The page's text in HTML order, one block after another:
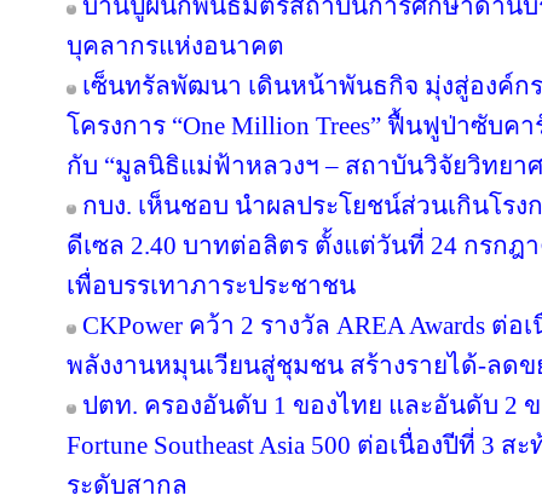
บ้านปูผนึกพันธมิตรสถาบันการศึกษาด้าน
บุคลากรแห่งอนาคต
เซ็นทรัลพัฒนา เดินหน้าพันธกิจ มุ่งสู่องค์กร
โครงการ “One Million Trees” ฟื้นฟูป่าซับค
กับ “มูลนิธิแม่ฟ้าหลวงฯ – สถาบันวิจัยวิทยา
กบง. เห็นชอบ นำผลประโยชน์ส่วนเกินโร
ดีเซล 2.40 บาทต่อลิตร ตั้งแต่วันที่ 24 กรกฎ
เพื่อบรรเทาภาระประชาชน
CKPower คว้า 2 รางวัล AREA Awards ต่
พลังงานหมุนเวียนสู่ชุมชน สร้างรายได้-ลดข
ปตท. ครองอันดับ 1 ของไทย และอันดับ 2
Fortune Southeast Asia 500 ต่อเนื่องปีที่ 3
ระดับสากล